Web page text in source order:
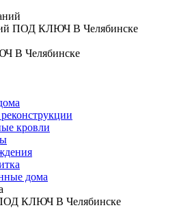
ПОД КЛЮЧ В Челябинске
В Челябинске
кровли
дома
КЛЮЧ В Челябинске